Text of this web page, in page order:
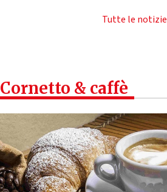
Tutte le notizie
Cornetto & caffè